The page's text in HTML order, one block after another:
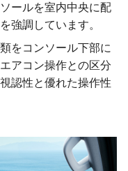
ールを室内中央に配
強調しています。
をコンソール下部に
アコン操作との区分
認性と優れた操作性